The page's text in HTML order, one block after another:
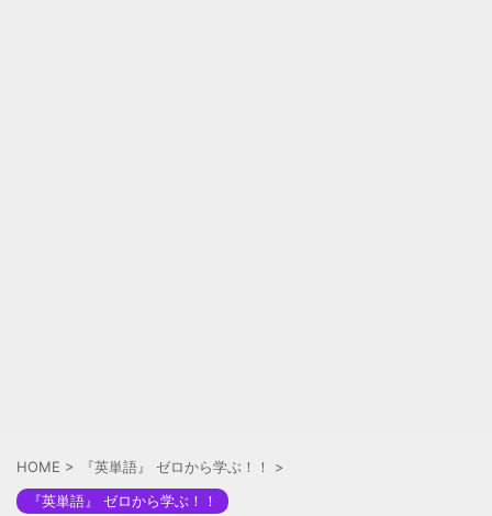
HOME > 『英単語』 ゼロから学ぶ！！
>
『英単語』 ゼロから学ぶ！！